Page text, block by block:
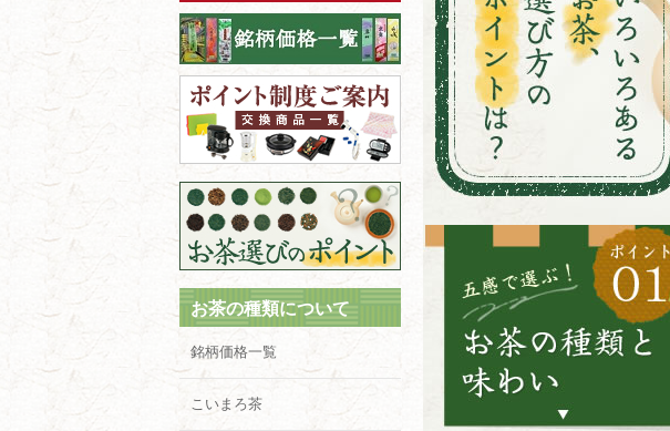
お茶の種類について
銘柄価格一覧
こいまろ茶